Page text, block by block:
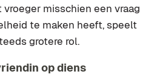
vroeger misschien een vraag
te maken heeft, speelt
grotere rol.
op diens